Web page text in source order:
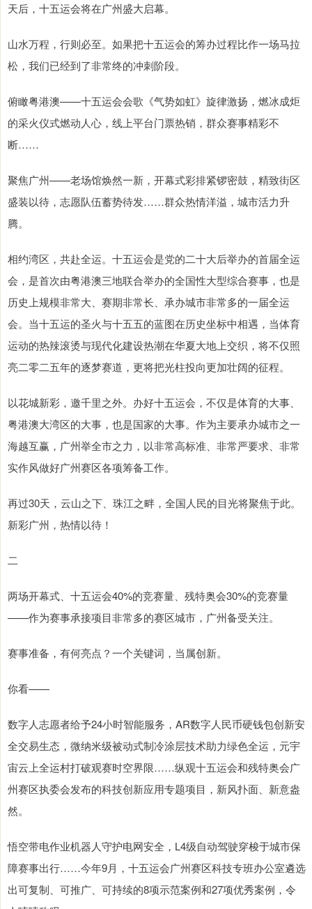
天后，十五运会将在广州盛大启幕。
山水万程，行则必至。如果把十五运会的筹办过程比作一场马拉
松，我们已经到了非常终的冲刺阶段。
俯瞰粤港澳——十五运会会歌《气势如虹》旋律激扬，燃冰成炬
的采火仪式燃动人心，线上平台门票热销，群众赛事精彩不
断……
聚焦广州——老场馆焕然一新，开幕式彩排紧锣密鼓，精致街区
盛装以待，志愿队伍蓄势待发……群众热情洋溢，城市活力升
腾。
相约湾区，共赴全运。十五运会是党的二十大后举办的首届全运
会，是首次由粤港澳三地联合举办的全国性大型综合赛事，也是
历史上规模非常大、赛期非常长、承办城市非常多的一届全运
会。当十五运的圣火与十五五的蓝图在历史坐标中相遇，当体育
运动的热辣滚烫与现代化建设热潮在华夏大地上交织，将不仅照
亮二零二五年的逐梦赛道，更将把光柱投向更加壮阔的征程。
以花城新彩，邀千里之外。办好十五运会，不仅是体育的大事、
粤港澳大湾区的大事，也是国家的大事。作为主要承办城市之一
海越互赢，广州举全市之力，以非常高标准、非常严要求、非常
实作风做好广州赛区各项筹备工作。
再过30天，云山之下、珠江之畔，全国人民的目光将聚焦于此。
新彩广州，热情以待！
二
两场开幕式、十五运会40%的竞赛量、残特奥会30%的竞赛量
——作为赛事承接项目非常多的赛区城市，广州备受关注。
赛事准备，有何亮点？一个关键词，当属创新。
你看——
数字人志愿者给予24小时智能服务，AR数字人民币硬钱包创新安
全交易生态，微纳米级被动式制冷涂层技术助力绿色全运，元宇
宙云上全运村打破观赛时空界限……纵观十五运会和残特奥会广
州赛区执委会发布的科技创新应用专题项目，新风扑面、新意盎
然。
悟空带电作业机器人守护电网安全，L4级自动驾驶穿梭于城市保
障赛事出行……今年9月，十五运会广州赛区科技专班办公室遴选
出可复制、可推广、可持续的8项示范案例和27项优秀案例，令